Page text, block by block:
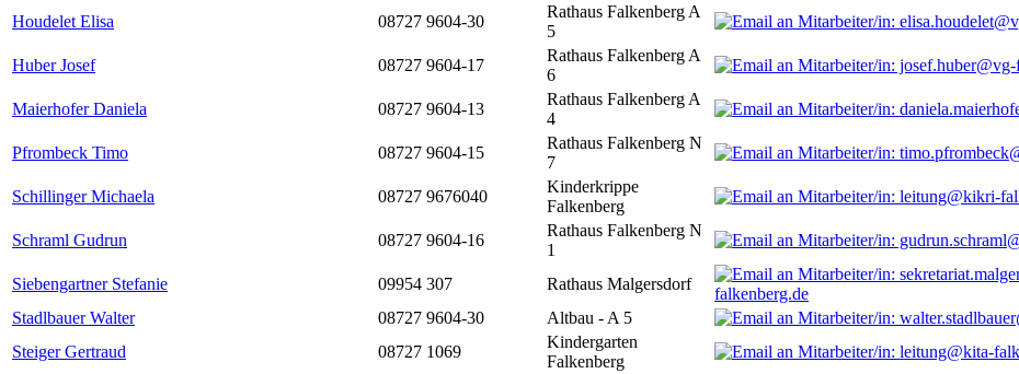
Houdelet Elisa
08727 9604-30
Rathaus Falkenberg A
5
Huber Josef 08727 9604-17
Rathaus Falkenberg A
6
Maierhofer Daniela 08727 9604-13
Rathaus Falkenberg A
4
Pfrombeck Timo 08727 9604-15
Rathaus Falkenberg N
7
Schillinger Michaela 08727 9676040
Kinderkrippe
Falkenberg
Schraml Gudrun 08727 9604-16
Rathaus Falkenberg N
1
Siebengartner Stefanie 09954 307 Rathaus Malgersdorf
falkenberg.de
Stadlbauer Walter
08727 9604-30 Altbau - A 5
Steiger Gertraud
08727 1069
Kindergarten
Falkenberg